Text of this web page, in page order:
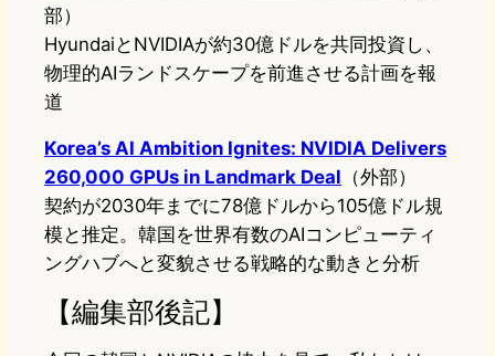
部）
HyundaiとNVIDIAが約30億ドルを共同投資し、
物理的AIランドスケープを前進させる計画を報
道
Korea’s AI Ambition Ignites: NVIDIA Delivers
260,000 GPUs in Landmark Deal （外部）
契約が2030年までに78億ドルから105億ドル規
模と推定。韓国を世界有数のAIコンピューティ
ングハブへと変貌させる戦略的な動きと分析
【編集部後記】